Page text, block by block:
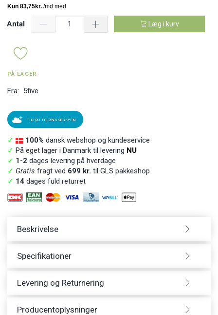
Antal Læg i kurv
PÅ LAGER
Fra: 5five
TILFØJ TIL ØNSKESKYEN
✓ 100% dansk webshop og kundeservice
✓ På eget lager i Danmark til levering NU
✓ 1-2 dages levering på hverdage
✓ Gratis fragt ved 699 kr. til GLS pakkeshop
✓ 14 dages fuld returret
Beskrivelse
Specifikationer
Levering og Returnering
Producentoplysninger